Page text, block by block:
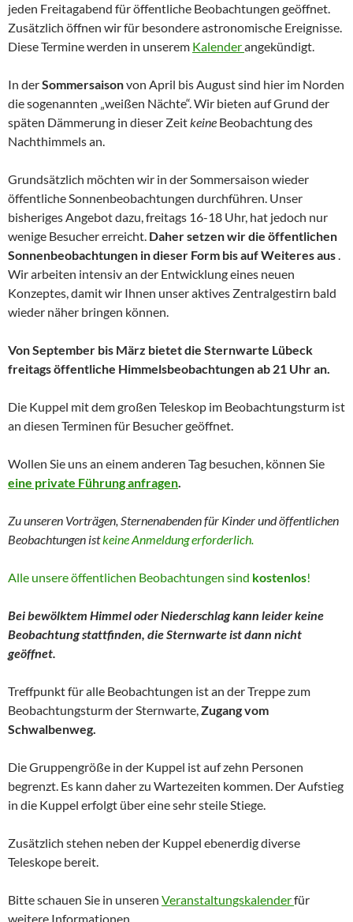
jeden Freitagabend für öffentliche Beobachtungen geöffnet.
Zusätzlich öffnen wir für besondere astronomische Ereignisse.
Diese Termine werden in unserem Kalenderangekündigt.
In derSommersaisonvon April bis August sind hier im Norden
die sogenannten „weißen Nächte“. Wir bieten auf Grund der
späten Dämmerung in dieser Zeitkeine Beobachtung des
Nachthimmels an.
Grundsätzlich möchten wir in der Sommersaison wieder
öffentliche Sonnenbeobachtungen durchführen. Unser
bisheriges Angebot dazu, freitags 16-18 Uhr, hat jedoch nur
wenige Besucher erreicht. Daher setzen wir die öffentlichen
Sonnenbeobachtungen in dieser Form bis auf Weiteres aus.
Wir arbeiten intensiv an der Entwicklung eines neuen
Konzeptes, damit wir Ihnen unser aktives Zentralgestirn bald
wieder näher bringen können.
Von September bis März bietet die Sternwarte Lübeck
freitags öffentliche Himmelsbeobachtungen ab 21 Uhr an.
Die Kuppel mit dem großen Teleskop im Beobachtungsturm ist
an diesen Terminen für Besucher geöffnet.
Wollen Sie uns an einem anderen Tag besuchen, können Sie
eine private Führung anfragen.
Zu unseren Vorträgen, Sternenabenden für Kinder undöffentlichen
Beobachtungen istkeine Anmeldung erforderlich.
Alle unsere öffentlichen Beobachtungen sind kostenlos!
Bei bewölktem Himmel oder Niederschlag kann leider keine
Beobachtung stattfinden, die Sternwarte ist dann nicht
geöffnet.
Treffpunkt für alle Beobachtungen ist an der Treppe zum
Beobachtungsturm der Sternwarte,Zugang vom
Schwalbenweg.
Die Gruppengröße in der Kuppel ist auf zehn Personen
begrenzt. Es kann daher zu Wartezeiten kommen. Der Aufstieg
in die Kuppel erfolgt über eine sehr steile Stiege.
Zusätzlich stehen neben der Kuppel ebenerdig diverse
Teleskope bereit.
Bitte schauen Sie in unseren Veranstaltungskalenderfür
weitere Informationen.